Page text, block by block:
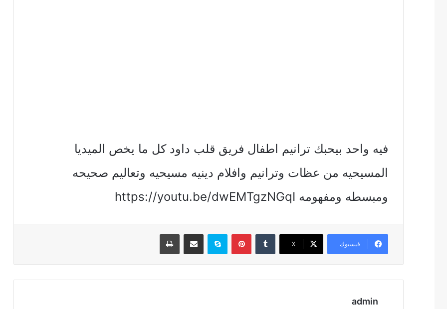
فيه واحد بيحبك ترانيم اطفال فريق قلب داود كل ما يخص الميديا
المسيحيه من عظات وترانيم وافلام دينيه مسيحيه وتعاليم صحيحه
ومبسطه ومفهومه https://youtu.be/dwEMTgzNGqI
فيسبوك ‫X
بينتيريستسكايب مشاركة عبر البريد طباعة
admin